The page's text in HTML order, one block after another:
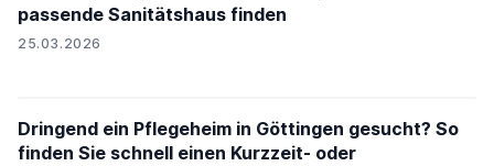
passende Sanitätshaus finden
25.03.2026
Dringend ein Pflegeheim in Göttingen gesucht? So
finden Sie schnell einen Kurzzeit- oder